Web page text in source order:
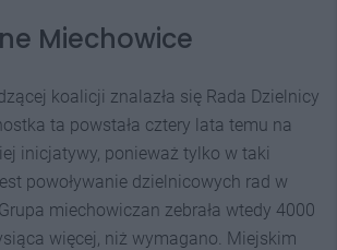
Miechowice
koalicji znalazła się Rada Dzielnicy
ta powstała cztery lata temu na
inicjatywy, ponieważ tylko w taki
powoływanie dzielnicowych rad w
miechowiczan zebrała wtedy 4000
więcej, niż wymagano. Miejskim